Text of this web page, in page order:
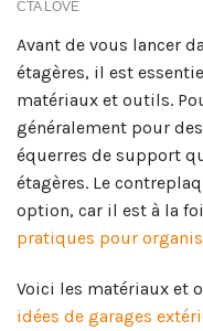
Avant de vous lancer
étagères, il est
matériaux et outils.
généralement pour
équerres de support
étagères. Le
option, car il est à la
pratiques pour
Voici les matériaux et
idées de garages